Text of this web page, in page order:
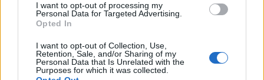
I want to opt-out of processing my
Personal Data for Targeted Advertising.
Opted In
I want to opt-out of Collection, Use,
Retention, Sale, and/or Sharing of my
Personal Data that Is Unrelated with the
Purposes for which it was collected.
Incidente sulla provinciale 125, paura tra Olbia e
Arzachena
Incidente sulla strada provinciale ad Arzachena,
un ferito